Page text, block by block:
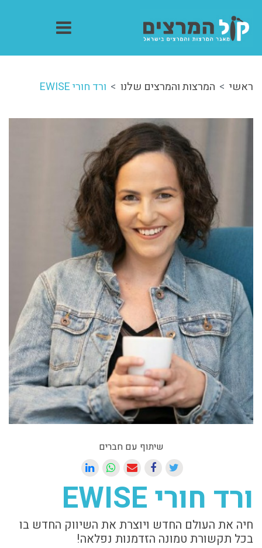
ראשי המרצות והמרצים שלנו ורד חורי EWISE
שיתוף עם חברים
ורד חורי EWISE
חיה את העולם החדש ויוצרת את השיווק החדש בו
בכל תקשורת טמונה הזדמנות נפלאה!